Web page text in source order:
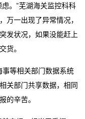
。”芜湖海关监控科科
万一出现了异常情况，
发状况，如果没能赶上
货。
事等相关部门数据系统
关部门共享数据，相同
的辛苦。